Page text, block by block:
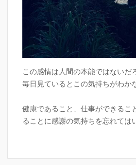
この感情は人間の本能ではないだ
毎日見ているとこの気持ちがわか
健康であること、仕事ができるこ
ることに感謝の気持ちを忘れては